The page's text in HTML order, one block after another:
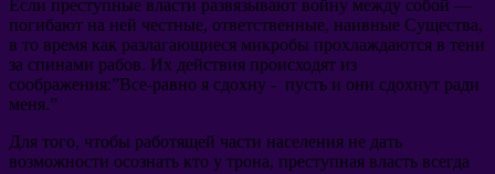
Если преступные власти развязывают войну между собой —
погибают на ней честные, ответственные, наивные Существа,
в то время как разлагающиеся микробы прохлаждаются в тени
за спинами рабов. Их действия происходят из
соображения:”Все-равно я сдохну - пусть и они сдохнут ради
меня.”
Для того, чтобы работящей части населения не дать
возможности осознать кто у трона, преступная власть всегда